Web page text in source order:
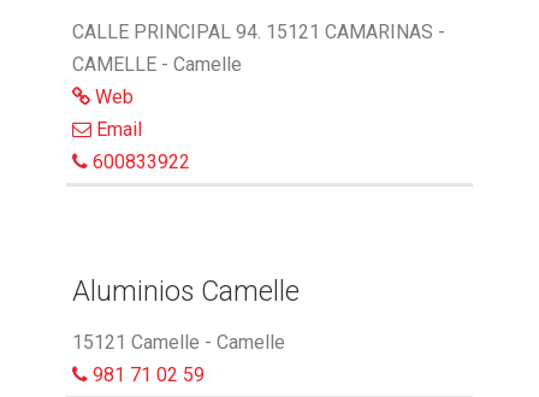
CALLE PRINCIPAL 94. 15121 CAMARINAS -
CAMELLE - Camelle
Web
Email
600833922
Aluminios Camelle
15121 Camelle - Camelle
981 71 02 59